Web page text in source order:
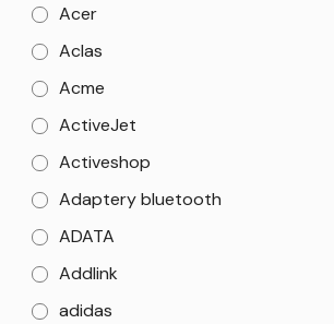
Acer
Aclas
Acme
ActiveJet
Activeshop
Adaptery bluetooth
ADATA
Addlink
adidas